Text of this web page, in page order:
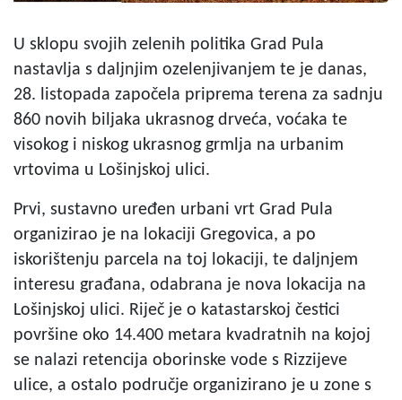
U sklopu svojih zelenih politika Grad Pula
nastavlja s daljnjim ozelenjivanjem te je danas,
28. listopada započela priprema terena za sadnju
860 novih biljaka ukrasnog drveća, voćaka te
visokog i niskog ukrasnog grmlja na urbanim
vrtovima u Lošinjskoj ulici.
Prvi, sustavno uređen urbani vrt Grad Pula
organizirao je na lokaciji Gregovica, a po
iskorištenju parcela na toj lokaciji, te daljnjem
interesu građana, odabrana je nova lokacija na
Lošinjskoj ulici. Riječ je o katastarskoj čestici
površine oko 14.400 metara kvadratnih na kojoj
se nalazi retencija oborinske vode s Rizzijeve
ulice, a ostalo područje organizirano je u zone s